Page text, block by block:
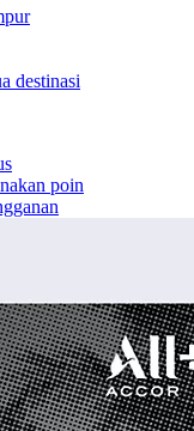
destinasi
poin